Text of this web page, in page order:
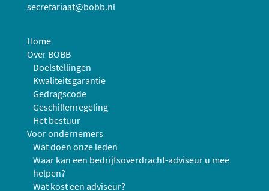
secretariaat@bobb.nl
Home
Over BOBB
Doelstellingen
Kwaliteitsgarantie
Gedragscode
Geschillenregeling
Het bestuur
Voor ondernemers
Wat doen onze leden
Waar kan een bedrijfsoverdracht-adviseur u mee
helpen?
Wat kost een adviseur?